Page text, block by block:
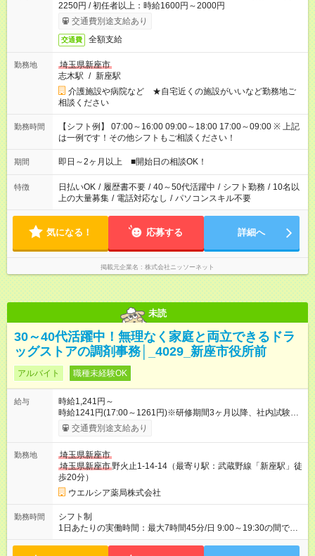
2250円 / 初任者以上：時給1600円～2000円
交通費別途支給あり
交通費 全額支給
勤務地
埼玉県新座市
志木駅 / 新座駅
介護施設や病院など ★自宅近くの施設がいいなど勤務地ご
相談ください
勤務時間
【シフト例】 07:00～16:00 09:00～18:00 17:00～09:00 ※ 上記
は一例です！その他シフトもご相談ください！
期間 即日～2ヶ月以上 ■開始日の相談OK！
特徴 日払いOK / 履歴書不要 / 40～50代活躍中 / シフト勤務 / 10名以
上の大量募集 / 電話対応なし / パソコンスキル不要
気になる！ 応募する 詳細へ
掲載元企業名 株式会社ニッソーネット
未読
30～40代活躍中！無理なく家庭と両立できるドラ
ッグストアの調剤事務│_4029_新座市役所前
アルバイト 職種未経験OK
給与
時給1,241円～
時給1241円(17:00～1261円)※研修期間3ヶ月以降、社内試験に
よる更新判定あり 社内試験合格後、時給＋50～100円の昇給あ
り （大学生は＋20円） 試用期間あり：入社日から3ヶ月間／本
間の長さ：3ヶ月 雇用形態、給与は本採用時と同じです。
交通費別途支給あり
勤務地
埼玉県新座市
埼玉県新座市野火止1-14-14（最寄り駅：武蔵野線「新座駅」徒
歩20分）
ウエルシア薬局株式会社
勤務時間
シフト制
1日あたりの実働時間：最大7時間45分/日 9:00～19:30の間で1
日7.75時間の勤務 ☆週5日の勤務 ※勤務曜日応相談 ☆未経験・